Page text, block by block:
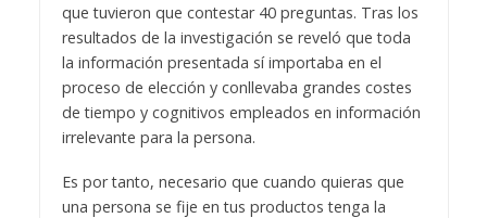
que tuvieron que contestar 40 preguntas. Tras los
resultados de la investigación se reveló que toda
la información presentada sí importaba en el
proceso de elección y conllevaba grandes costes
de tiempo y cognitivos empleados en información
irrelevante para la persona.
Es por tanto, necesario que cuando quieras que
una persona se fije en tus productos tenga la